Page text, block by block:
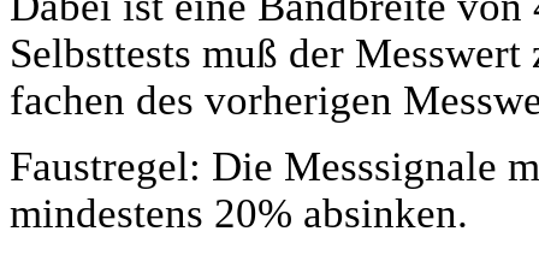
Selbsttests muß der
fachen des vorherigen
Faustregel: Die Messsignale
mindestens 20% absinken.